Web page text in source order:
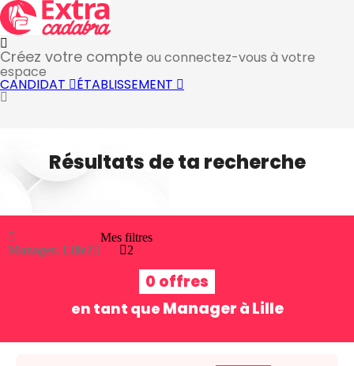
Créez votre compte ou connectez-vous à votre
espace
CANDIDAT ÉTABLISSEMENT
Résultats de ta recherche
Manager, Lille2
Mes filtres
2
0 offres
en tant que Manager à Lille